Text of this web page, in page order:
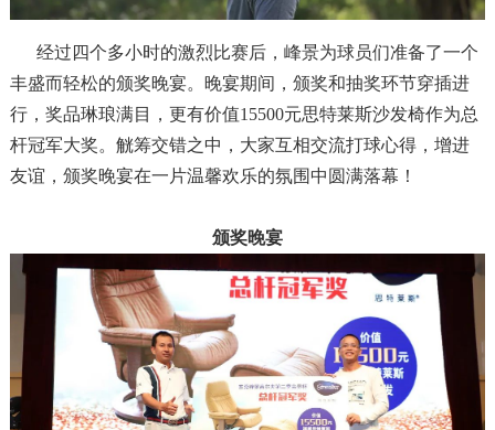
经过四个多小时的激烈比赛后，峰景为球员们准备了一个
丰盛而轻松的颁奖晚宴。晚宴期间，颁奖和抽奖环节穿插进
行，奖品琳琅满目，更有价值15500元思特莱斯沙发椅作为总
杆冠军大奖。觥筹交错之中，大家互相交流打球心得，增进
友谊，颁奖晚宴在一片温馨欢乐的氛围中圆满落幕！
颁奖晚宴